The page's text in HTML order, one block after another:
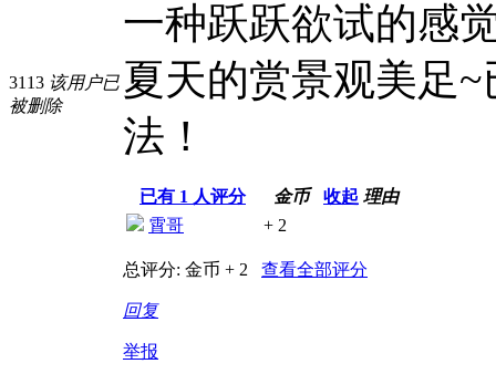
3113 该用户已
被删除
一种跃跃欲试的感
夏天的赏景观美足
法！
已有 1 人评分 金币 收起 理由
霄哥
+ 2
总评分: 金币 + 2 查看全部评分
回复
举报